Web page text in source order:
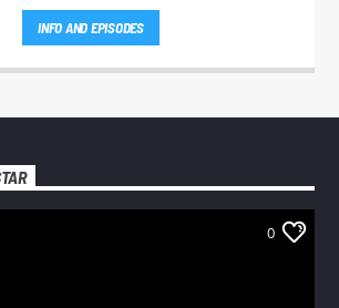
INFO AND EPISODES
0